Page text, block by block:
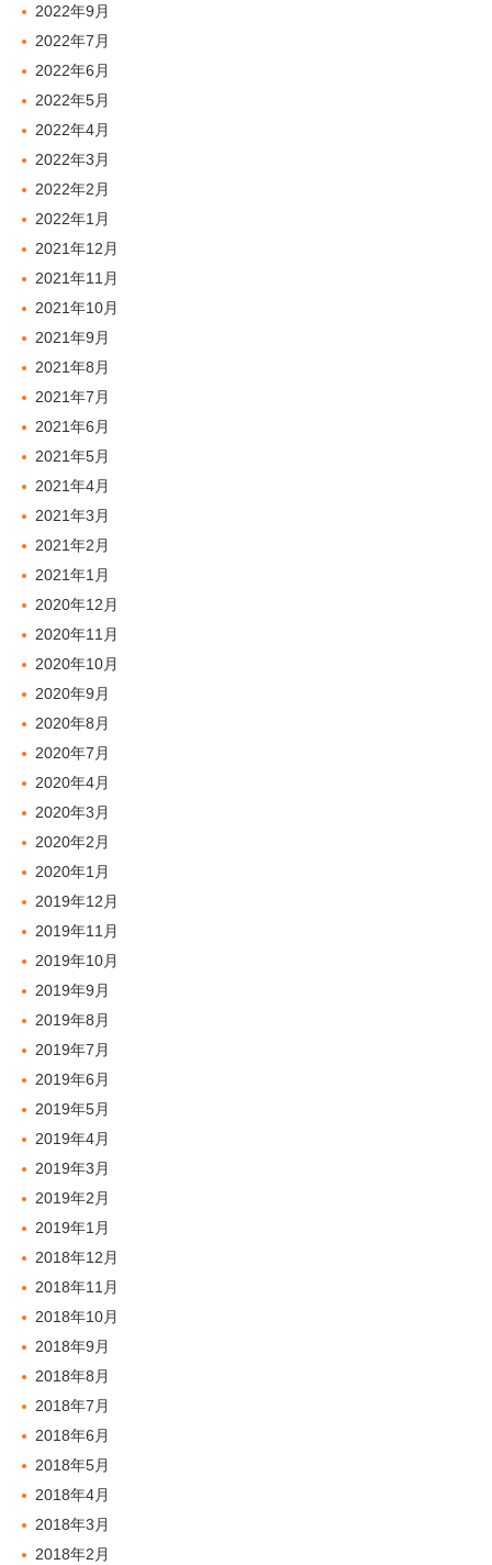
2022年9月
2022年7月
2022年6月
2022年5月
2022年4月
2022年3月
2022年2月
2022年1月
2021年12月
2021年11月
2021年10月
2021年9月
2021年8月
2021年7月
2021年6月
2021年5月
2021年4月
2021年3月
2021年2月
2021年1月
2020年12月
2020年11月
2020年10月
2020年9月
2020年8月
2020年7月
2020年4月
2020年3月
2020年2月
2020年1月
2019年12月
2019年11月
2019年10月
2019年9月
2019年8月
2019年7月
2019年6月
2019年5月
2019年4月
2019年3月
2019年2月
2019年1月
2018年12月
2018年11月
2018年10月
2018年9月
2018年8月
2018年7月
2018年6月
2018年5月
2018年4月
2018年3月
2018年2月